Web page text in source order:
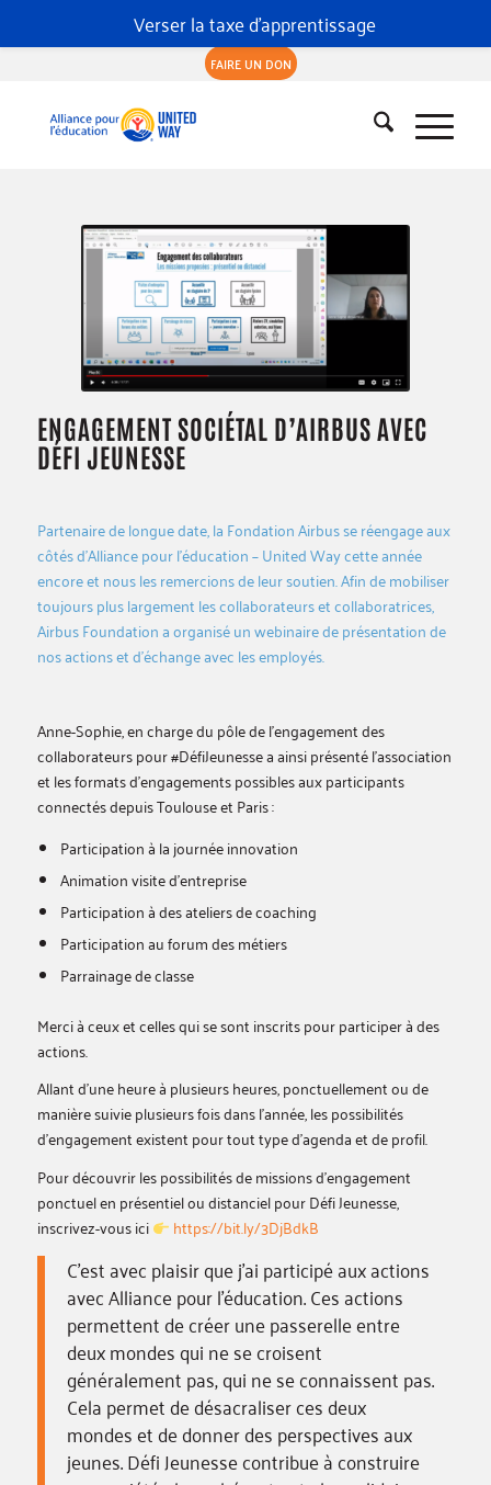
FAIRE UN DON
ENGAGEMENT SOCIÉTAL D’AIRBUS AVEC
DÉFI JEUNESSE
Partenaire de longue date, la Fondation Airbus se réengage aux
côtés d’Alliance pour l’éducation – United Way cette année
encore et nous les remercions de leur soutien. Afin de mobiliser
toujours plus largement les collaborateurs et collaboratrices,
Airbus Foundation a organisé un webinaire de présentation de
nos actions et d’échange avec les employés.
Anne-Sophie, en charge du pôle de l’engagement des
collaborateurs pour #DéfiJeunesse a ainsi présenté l’association
et les formats d’engagements possibles aux participants
connectés depuis Toulouse et Paris :
Participation à la journée innovation
Animation visite d’entreprise
Participation à des ateliers de coaching
Participation au forum des métiers
Parrainage de classe
Merci à ceux et celles qui se sont inscrits pour participer à des
actions.
Allant d’une heure à plusieurs heures, ponctuellement ou de
manière suivie plusieurs fois dans l’année, les possibilités
d’engagement existent pour tout type d’agenda et de profil.
Pour découvrir les possibilités de missions d’engagement
ponctuel en présentiel ou distanciel pour Défi Jeunesse,
inscrivez-vous ici
https://bit.ly/3DjBdkB
C’est avec plaisir que j’ai participé aux actions
avec Alliance pour l’éducation. Ces actions
permettent de créer une passerelle entre
deux mondes qui ne se croisent
généralement pas, qui ne se connaissent pas.
Cela permet de désacraliser ces deux
mondes et de donner des perspectives aux
jeunes. Défi Jeunesse contribue à construire
Verser la taxe d'apprentissage